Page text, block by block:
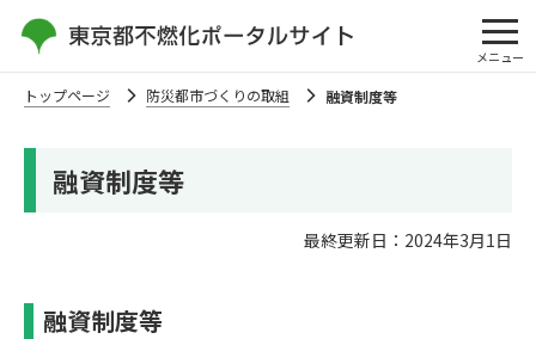
メニュー
トップページ 防災都市づくりの取組 融資制度等
融資制度等
最終更新日：2024年3⽉1⽇
融資制度等